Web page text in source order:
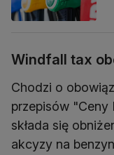
Windfall tax
Chodzi o
przepisów
składa się
akcyzy na